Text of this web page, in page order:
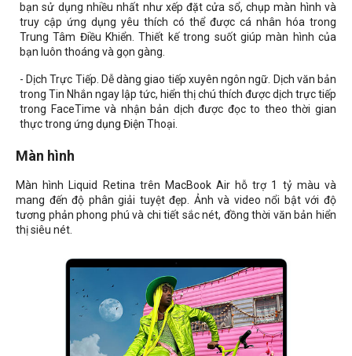
bạn sử dụng nhiều nhất như xếp đặt cửa sổ, chụp màn hình và
truy cập ứng dụng yêu thích có thể được cá nhân hóa trong
Trung Tâm Điều Khiển. Thiết kế trong suốt giúp màn hình của
bạn luôn thoáng và gọn gàng.
- Dịch Trực Tiếp. Dễ dàng giao tiếp xuyên ngôn ngữ. Dịch văn bản
trong Tin Nhắn ngay lập tức, hiển thị chú thích được dịch trực tiếp
trong FaceTime và nhận bản dịch được đọc to theo thời gian
thực trong ứng dụng Điện Thoại.
Màn hình
Màn hình Liquid Retina trên MacBook Air hỗ trợ 1 tỷ màu và
mang đến độ phân giải tuyệt đẹp. Ảnh và video nổi bật với độ
tương phản phong phú và chi tiết sắc nét, đồng thời văn bản hiển
thị siêu nét.